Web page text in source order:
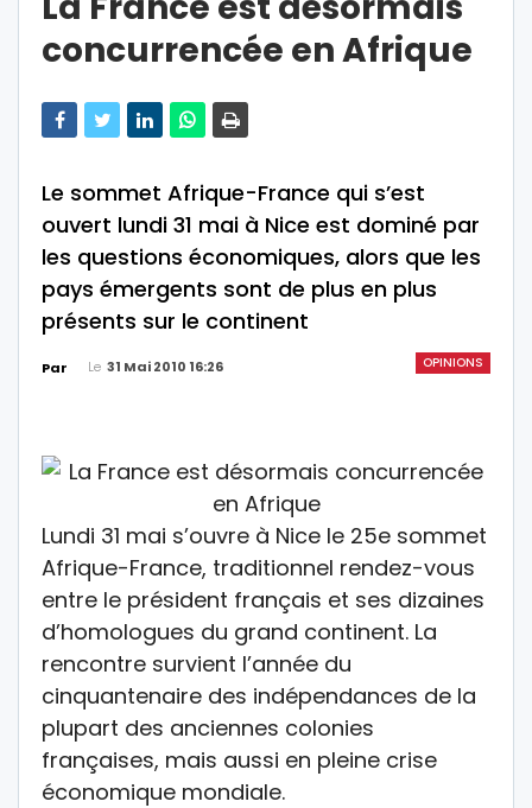
concurrencée en Afrique
Le sommet Afrique-France qui s’est
ouvert lundi 31 mai à Nice est dominé par
les questions économiques, alors que les
pays émergents sont de plus en plus
présents sur le continent
OPINIONS
Par Le 31 Mai 2010 16:26
Lundi 31 mai s’ouvre à Nice le 25e sommet
Afrique-France, traditionnel rendez-vous
entre le président français et ses dizaines
d’homologues du grand continent. La
rencontre survient l’année du
cinquantenaire des indépendances de la
plupart des anciennes colonies
françaises, mais aussi en pleine crise
économique mondiale.